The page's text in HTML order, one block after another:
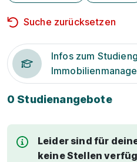
Suche zurücksetzen
Infos zum
0 Studienangebote
Leider sind für
keine Stellen